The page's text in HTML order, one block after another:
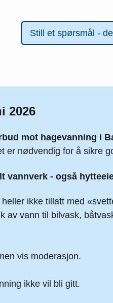
2026
mot hagevanning i
er nødvendig for å sikre
vannverk - også
ikke tillatt med
av vann til bilvask,
vis moderasjon.
ikke vil bli gitt.